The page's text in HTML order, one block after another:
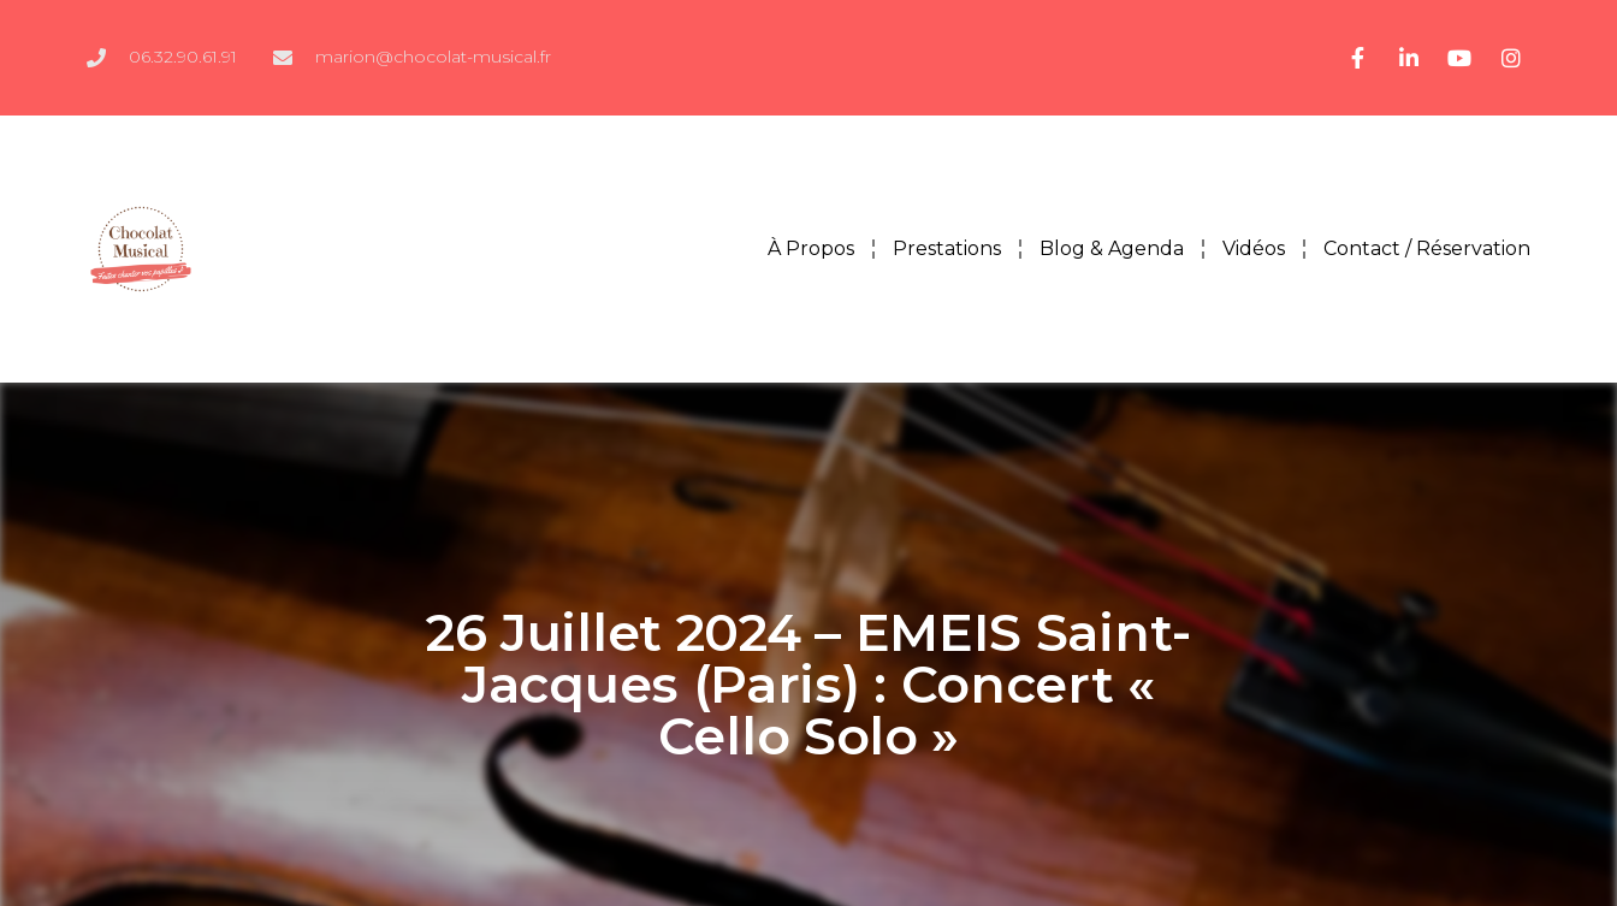
06.32.90.61.91 marion@chocolat-musical.fr
À Propos Prestations Blog & Agenda Vidéos Contact / Réservation
26 Juillet 2024 – EMEIS Saint-
Jacques (Paris) : Concert «
Cello Solo »